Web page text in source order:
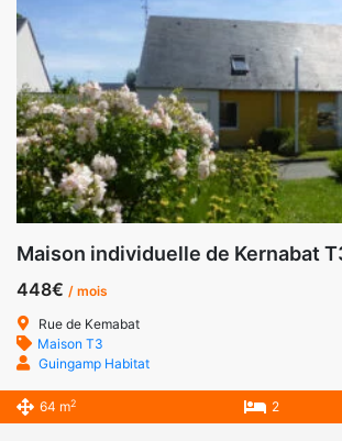
Maison individuelle de Kernabat
448€ / mois
Rue de Kemabat
Maison T3
Guingamp Habitat
64 m2 2